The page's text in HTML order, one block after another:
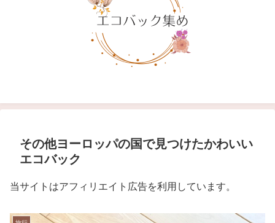
その他ヨーロッパの国で見つけたかわいい
エコバック
当サイトはアフィリエイト広告を利用しています。